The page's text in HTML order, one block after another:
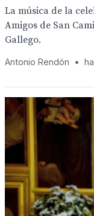
La música de la
Amigos de San
Gallego.
Antonio Rendón •